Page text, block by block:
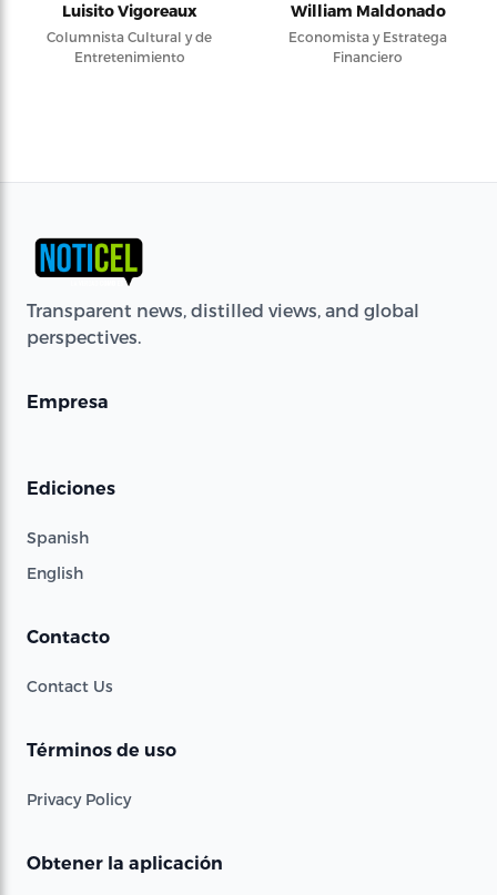
Luisito Vigoreaux
Columnista Cultural y de
Entretenimiento
William Maldonado
Economista y Estratega
Financiero
Transparent news, distilled views, and global
perspectives.
Empresa
Ediciones
Spanish
English
Contacto
Contact Us
Términos de uso
Privacy Policy
Obtener la aplicación